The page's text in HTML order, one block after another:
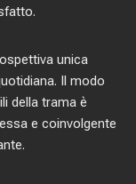
unica
Il modo
della trama è
e coinvolgente